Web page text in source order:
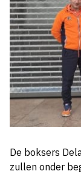
De boksers
zullen onder